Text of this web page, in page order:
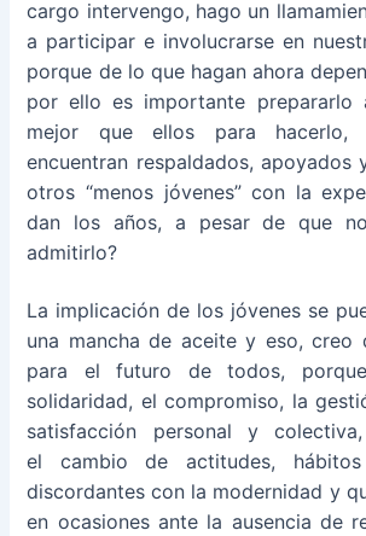
cargo intervengo, hago un
a participar e involucrarse en
porque de lo que hagan ahora
por ello es importante prepararlo
mejor que ellos para hacerlo,
encuentran respaldados, apoyados
otros “menos jóvenes” con la
dan los años, a pesar de que
admitirlo?
La implicación de los jóvenes se
una mancha de aceite y eso, creo
para el futuro de todos,
solidaridad, el compromiso, la
satisfacción personal y
el cambio de actitudes,
discordantes con la modernidad y
en ocasiones ante la ausencia de